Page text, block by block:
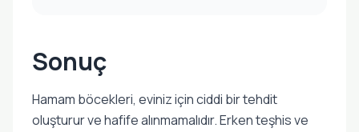
Sonuç
Hamam böcekleri, eviniz için ciddi bir tehdit
oluşturur ve hafife alınmamalıdır. Erken teşhis ve